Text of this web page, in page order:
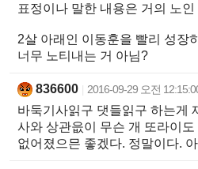
표정이나 말한 내용은 거의 노
2살 아래인 이동훈을 빨리 성장
너무 노티내는 거 아님?
836600 2016-09-29 오전
바둑기사읽구 댓들읽구 하는게
사와 상관읎이 무슨 개 또라이
없어졌으믄 좋겠다. 정말이다.